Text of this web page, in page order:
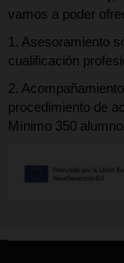
vamos a poder
1. Asesoramiento
cualificación
2.
procedimiento de
Mínimo 350